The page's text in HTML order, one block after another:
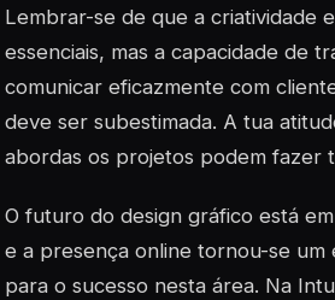
Lembrar-se de que a criatividade
essenciais, mas a capacidade de
comunicar eficazmente com
deve ser subestimada. A tua
abordas os projetos podem fazer
O futuro do design gráfico está
e a presença online tornou-se um
para o sucesso nesta área. Na